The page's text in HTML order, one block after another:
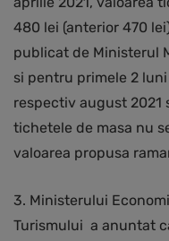
480 lei (anterior 470
publicat de Ministerul
si pentru primele 2
respectiv august 2021
tichetele de masa nu
valoarea propusa
3. Ministerului
Turismului a anuntat